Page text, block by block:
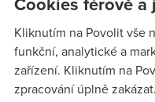
Tomáš Malčánek
Zdravím, četl jsem Váš
rezšíření brodbendu po
Kliknutím na Povolit vše
funkční, analytické a
zařízení. Kliknutím na
zpracování úplně zakázat.